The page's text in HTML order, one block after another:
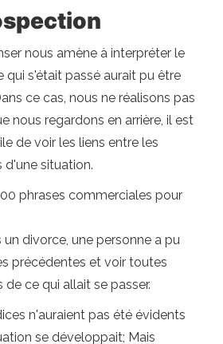
nous amène à interpréter le
qui s'était passé aurait pu être
ce cas, nous ne réalisons pas
nous regardons en arrière, il est
de voir les liens entre les
d'une situation.
phrases commerciales pour
un divorce, une personne a pu
précédentes et voir toutes
ce qui allait se passer.
n'auraient pas été évidents
se développait; Mais